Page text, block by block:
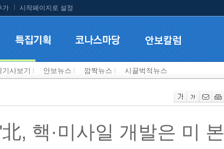
가 시작페이지로 설정
기사보기 안보뉴스 깜짝뉴스 시끌벅적뉴스
, 핵·미사일 개발은 미 본